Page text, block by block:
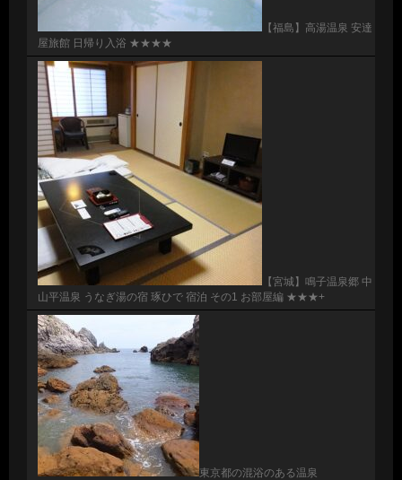
【福島】高湯温泉 安達
屋旅館 日帰り入浴 ★★★★
【宮城】鳴子温泉郷 中
山平温泉 うなぎ湯の宿 琢ひで 宿泊 その1 お部屋編 ★★★+
東京都の混浴のある温泉